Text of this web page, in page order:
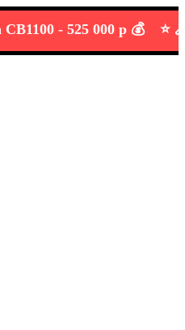
-525 000 р 💰 ⭐️ 🔗